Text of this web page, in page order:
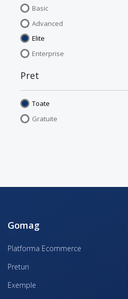
Basic
Advanced
Elite
Enterprise
Pret
Toate
Gratuite
Gomag
Platforma Ecommerce
Preturi
Exemple